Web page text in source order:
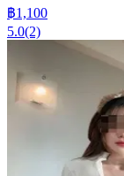
฿1,100
5.0(2)